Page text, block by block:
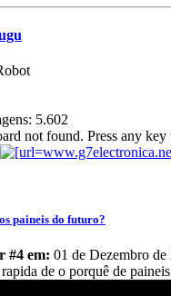
5.602
not found. Press any key
paineis do futuro?
#4 em: 01 de Dezembro
de o porquê de